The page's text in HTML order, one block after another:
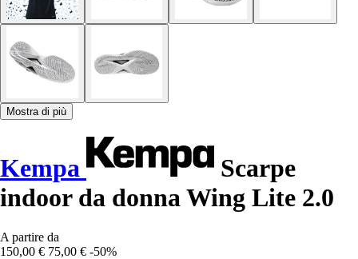
Mostra di più
Kempa
Scarpe
indoor da donna Wing Lite 2.0
A partire da
150,00 € 75,00 € -50%